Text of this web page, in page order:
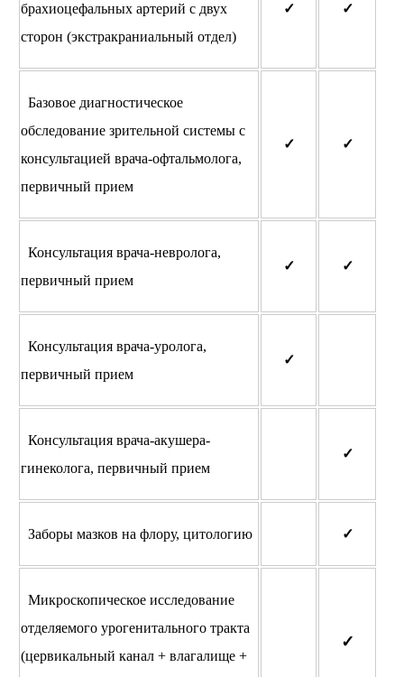
брахиоцефальных артерий с двух
сторон (экстракраниальный отдел)
✓ ✓
Базовое диагностическое
обследование зрительной системы с
консультацией врача-офтальмолога,
первичный прием
✓ ✓
Консультация врача-невролога,
первичный прием
✓ ✓
Консультация врача-уролога,
первичный прием
✓
Консультация врача-акушера-
гинеколога, первичный прием
✓
Заборы мазков на флору, цитологию ✓
Микроскопическое исследование
отделяемого урогенитального тракта
(цервикальный канал + влагалище +
✓